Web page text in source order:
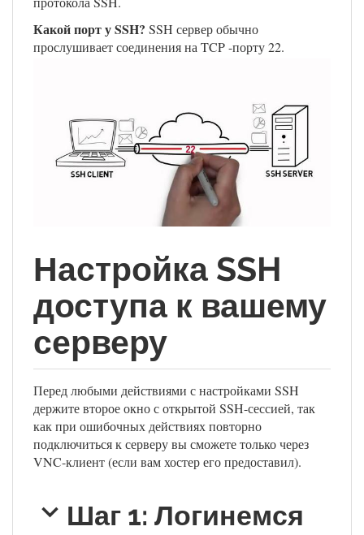
Какой порт у SSH? SSH сервер обычно
прослушивает соединения на TCP -порту 22.
Настройка SSH
доступа к вашему
серверу
Перед любыми действиями с настройками SSH
держите второе окно с открытой SSH-сессией, так
как при ошибочных действиях повторно
подключиться к серверу вы сможете только через
VNC-клиент (если вам хостер его предоставил).
Шаг 1: Логинемся